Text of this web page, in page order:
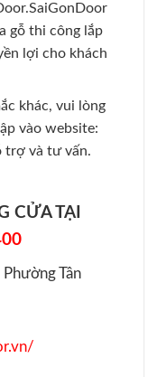
SaiGonDoor
gỗ thi công lắp
lợi cho khách
khác, vui lòng
vào website:
trợ và tư vấn.
CỬA TẠI
Tân